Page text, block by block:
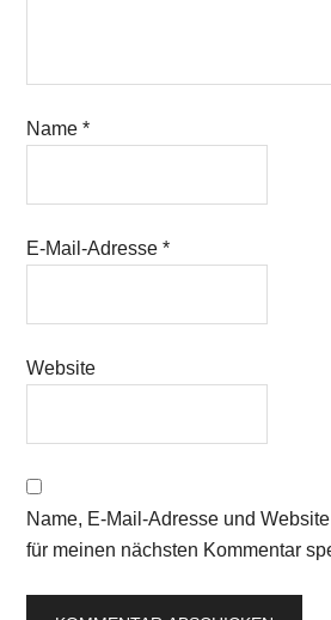
Name*
E-Mail-Adresse*
Website
Name, E-Mail-Adresse und
für meinen nächsten Kommentar